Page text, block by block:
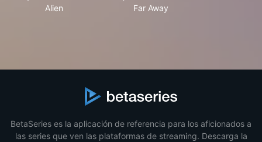
Alien
Far Away
BetaSeries es la aplicación de referencia para los aficionados a
las series que ven las plataformas de streaming. Descarga la